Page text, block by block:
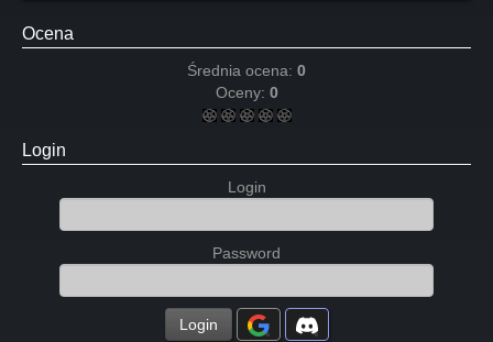
Ocena
Średnia ocena: 0
Oceny: 0
Login
Login
Password
Login